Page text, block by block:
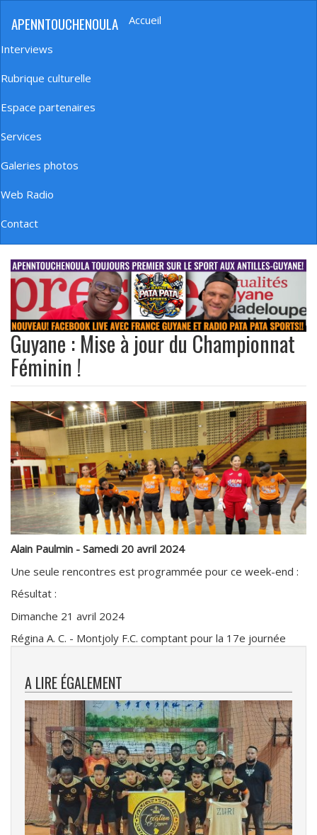
principal
APENNTOUCHENOULA
Navigation
principale
Accueil
Interviews
Rubrique culturelle
Espace partenaires
Services
Galeries photos
Web Radio
Contact
banniere_img
Guyane : Mise à jour du Championnat
Féminin !
Alain Paulmin - Samedi 20 avril 2024
Une seule rencontres est programmée pour ce week-end :
Résultat :
Dimanche 21 avril 2024
Régina A. C. - Montjoly F.C. comptant pour la 17e journée
A LIRE ÉGALEMENT